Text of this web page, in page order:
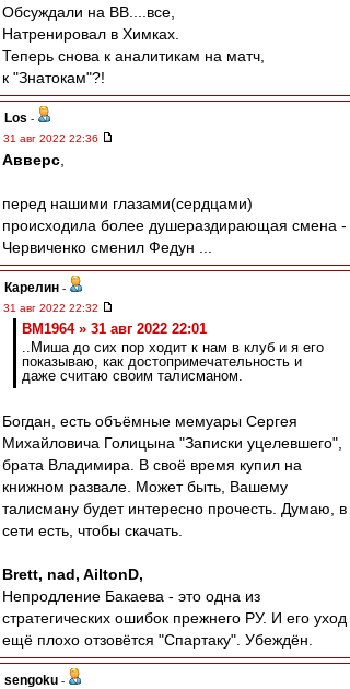
Обсуждали на ВВ....все,
Натренировал в Химках.
Теперь снова к аналитикам на матч,
к "Знатокам"?!
Los -
31 авг 2022 22:36
Авверс
перед нашими глазами(сердцами)
происходила более душераздирающая смена -
Червиченко сменил Федун ...
Карелин -
31 авг 2022 22:32
BM1964 » 31 авг 2022 22:01
..Миша до сих пор ходит к нам в клуб и я его
показываю, как достопримечательность и
даже считаю своим талисманом.
Богдан, есть объёмные мемуары Сергея
Михайловича Голицына "Записки уцелевшего",
брата Владимира. В своё время купил на
книжном развале. Может быть, Вашему
талисману будет интересно прочесть. Думаю, в
сети есть, чтобы скачать.
Brett, nad, AiltonD,
Непродление Бакаева - это одна из
стратегических ошибок прежнего РУ. И его уход
ещё плохо отзовётся "Спартаку". Убеждён.
sengoku -